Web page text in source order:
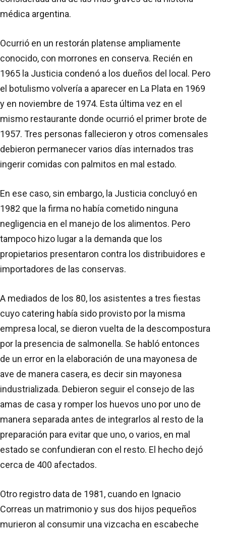
médica argentina.
Ocurrió en un restorán platense ampliamente
conocido, con morrones en conserva. Recién en
1965 la Justicia condenó a los dueños del local. Pero
el botulismo volvería a aparecer en La Plata en 1969
y en noviembre de 1974. Esta última vez en el
mismo restaurante donde ocurrió el primer brote de
1957. Tres personas fallecieron y otros comensales
debieron permanecer varios días internados tras
ingerir comidas con palmitos en mal estado.
En ese caso, sin embargo, la Justicia concluyó en
1982 que la firma no había cometido ninguna
negligencia en el manejo de los alimentos. Pero
tampoco hizo lugar a la demanda que los
propietarios presentaron contra los distribuidores e
importadores de las conservas.
A mediados de los 80, los asistentes a tres fiestas
cuyo catering había sido provisto por la misma
empresa local, se dieron vuelta de la descompostura
por la presencia de salmonella. Se habló entonces
de un error en la elaboración de una mayonesa de
ave de manera casera, es decir sin mayonesa
industrializada. Debieron seguir el consejo de las
amas de casa y romper los huevos uno por uno de
manera separada antes de integrarlos al resto de la
preparación para evitar que uno, o varios, en mal
estado se confundieran con el resto. El hecho dejó
cerca de 400 afectados.
Otro registro data de 1981, cuando en Ignacio
Correas un matrimonio y sus dos hijos pequeños
murieron al consumir una vizcacha en escabeche